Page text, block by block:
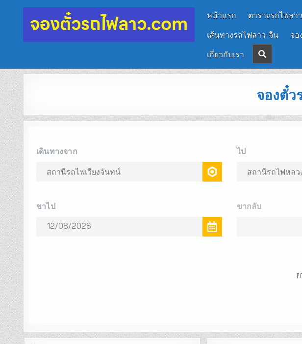
จองตั๋วรถไฟลาว-จีน
นั่งรถไฟเที่ยวประเทศลาว
หน้าแรก ตารางรถไฟลา
เส้นทางรถไฟลาว-จีน
จอ
เกี่ยวกับเรา
จองตั๋ว